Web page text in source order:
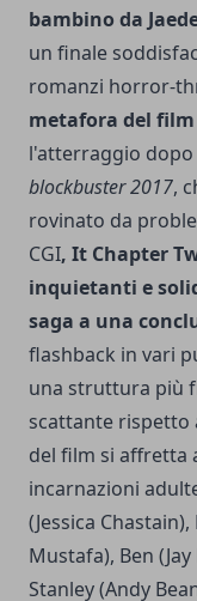
bambino da
un finale
romanzi horror-
metafora del film
l'atterraggio
blockbuster 2017,
rovinato da
CGI, It Chapter
inquietanti e
saga a una
flashback in vari
una struttura più
scattante rispetto
del film si affretta
incarnazioni
(Jessica
Mustafa), Ben
Stanley (Andy